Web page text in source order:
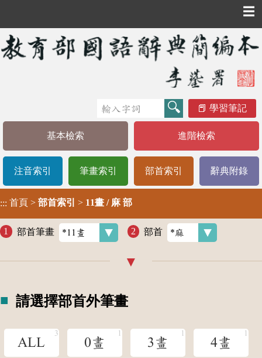
☰
學習筆記
基本檢索 進階檢索
注音索引 筆畫索引 部首索引 辭典附錄
::: 首頁 > 部首索引 > 11畫 / 麻 部
部首筆畫 部首
請選擇部首外筆畫
ALL 0畫 3畫 4畫